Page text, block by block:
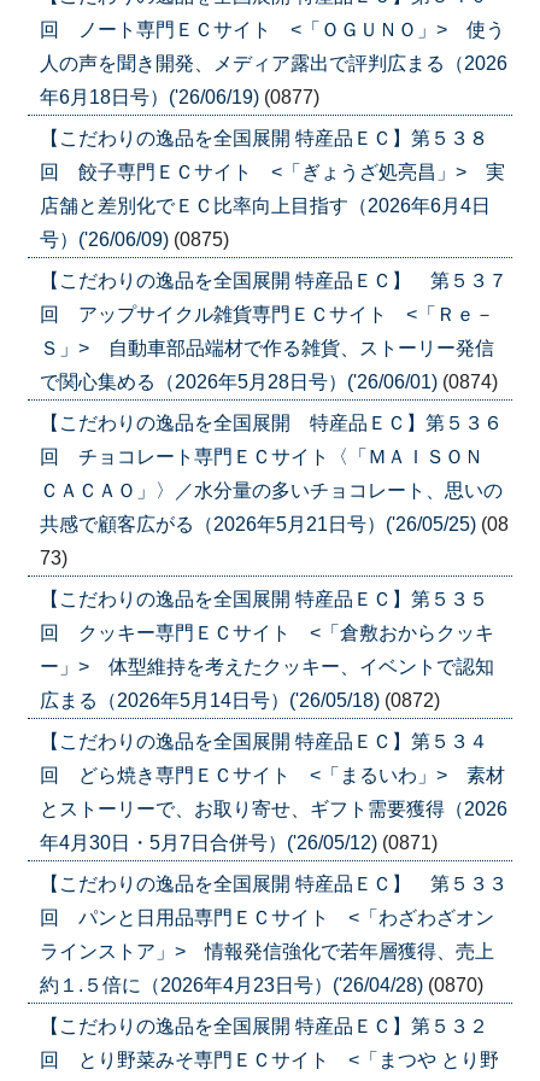
回 ノート専門ＥＣサイト <「ＯＧＵＮＯ」> 使う
人の声を聞き開発、メディア露出で評判広まる（2026
年6月18日号）('26/06/19) (0877)
【こだわりの逸品を全国展開 特産品ＥＣ】第５３８
回 餃子専門ＥＣサイト <「ぎょうざ処亮昌」> 実
店舗と差別化でＥＣ比率向上目指す（2026年6月4日
号）('26/06/09) (0875)
【こだわりの逸品を全国展開 特産品ＥＣ】 第５３７
回 アップサイクル雑貨専門ＥＣサイト <「Ｒｅ－
Ｓ」> 自動車部品端材で作る雑貨、ストーリー発信
で関心集める（2026年5月28日号）('26/06/01) (0874)
【こだわりの逸品を全国展開 特産品ＥＣ】第５３６
回 チョコレート専門ＥＣサイト〈「ＭＡＩＳＯＮ
ＣＡＣＡＯ」〉／水分量の多いチョコレート、思いの
共感で顧客広がる（2026年5月21日号）('26/05/25) (08
73)
【こだわりの逸品を全国展開 特産品ＥＣ】第５３５
回 クッキー専門ＥＣサイト <「倉敷おからクッキ
ー」> 体型維持を考えたクッキー、イベントで認知
広まる（2026年5月14日号）('26/05/18) (0872)
【こだわりの逸品を全国展開 特産品ＥＣ】第５３４
回 どら焼き専門ＥＣサイト <「まるいわ」> 素材
とストーリーで、お取り寄せ、ギフト需要獲得（2026
年4月30日・5月7日合併号）('26/05/12) (0871)
【こだわりの逸品を全国展開 特産品ＥＣ】 第５３３
回 パンと日用品専門ＥＣサイト <「わざわざオン
ラインストア」> 情報発信強化で若年層獲得、売上
約１.５倍に（2026年4月23日号）('26/04/28) (0870)
【こだわりの逸品を全国展開 特産品ＥＣ】第５３２
回 とり野菜みそ専門ＥＣサイト <「まつや とり野